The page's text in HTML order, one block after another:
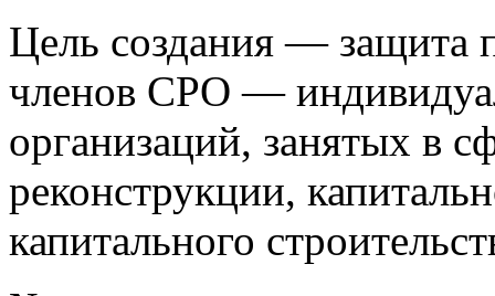
Цель создания — защита
членов СРО —
организаций, занятых в
реконструкции,
капитального